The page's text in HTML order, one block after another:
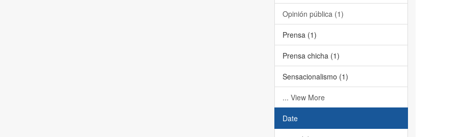
Opinión pública (1)
Prensa (1)
Prensa chicha (1)
Sensacionalismo (1)
... View More
Date